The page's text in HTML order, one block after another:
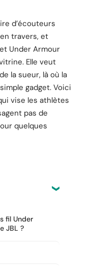
d’écouteurs
travers, et
Under Armour
Elle veut
la sueur, là où la
gadget. Voici
vise les athlètes
pas de
quelques
fil Under
JBL ?